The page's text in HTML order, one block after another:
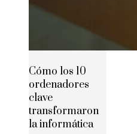
Cómo los 10
ordenadores
clave
transformaron
la informática